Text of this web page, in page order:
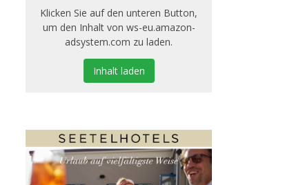
Klicken Sie auf den unteren Button,
um den Inhalt von ws-eu.amazon-
adsystem.com zu laden.
Inhalt laden